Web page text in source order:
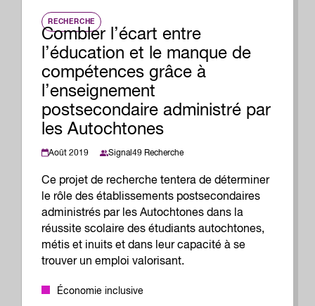
RECHERCHE
Combler l’écart entre
l’éducation et le manque de
compétences grâce à
l’enseignement
postsecondaire administré par
les Autochtones
Août 2019 Signal49 Recherche
Ce projet de recherche tentera de déterminer
le rôle des établissements postsecondaires
administrés par les Autochtones dans la
réussite scolaire des étudiants autochtones,
métis et inuits et dans leur capacité à se
trouver un emploi valorisant.
Économie inclusive